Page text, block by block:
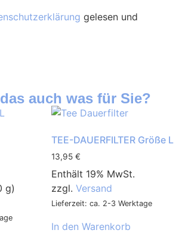
gelesen und
auch was für Sie?
g)
TEE-DAUERFILTER Größe L
13,95 €
Enthält 19% MwSt.
zzgl. Versand
Lieferzeit: ca. 2-3 Werktage
In den Warenkorb